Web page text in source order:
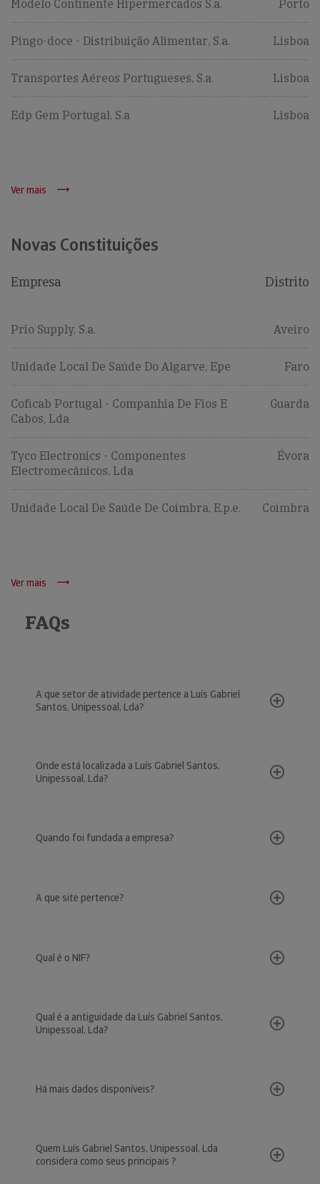
Modelo Continente Hipermercados S.a. Porto
Pingo-doce - Distribuição Alimentar, S.a. Lisboa
Transportes Aéreos Portugueses, S.a. Lisboa
Edp Gem Portugal, S.a Lisboa
Ver mais
Novas Constituições
Empresa Distrito
Prio Supply, S.a. Aveiro
Unidade Local De Saúde Do Algarve, Epe Faro
Coficab Portugal - Companhia De Fios E
Cabos, Lda
Guarda
Tyco Electronics - Componentes
Electromecânicos, Lda
Évora
Unidade Local De Saúde De Coimbra, E.p.e. Coimbra
Ver mais
FAQs
A que setor de atividade pertence a Luís Gabriel
Santos, Unipessoal, Lda?
Onde está localizada a Luís Gabriel Santos,
Unipessoal, Lda?
Quando foi fundada a empresa?
A que site pertence?
Qual é o NIF?
Qual é a antiguidade da Luís Gabriel Santos,
Unipessoal, Lda?
Há mais dados disponíveis?
Quem Luís Gabriel Santos, Unipessoal, Lda
considera como seus principais ?